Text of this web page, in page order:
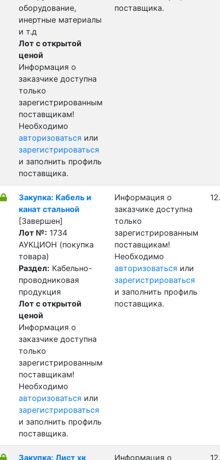
оборудование,
инертные материалы
и т.д
Лот с открытой
ценой
Информация о
заказчике доступна
только
зарегистрированным
поставщикам!
Необходимо
авторизоваться или
зарегистрироваться
и заполнить профиль
поставщика.
поставщика.
Закупка: Кабель и
канат стальной
[Завершен]
Лот №: 1734
АУКЦИОН (покупка
товара)
Раздел: Кабельно-
проводниковая
продукция
Лот с открытой
ценой
Информация о
заказчике доступна
только
зарегистрированным
поставщикам!
Необходимо
авторизоваться или
зарегистрироваться
и заполнить профиль
поставщика.
Информация о
заказчике доступна
только
зарегистрированным
поставщикам!
Необходимо
авторизоваться или
зарегистрироваться
и заполнить профиль
поставщика.
Закупка: Лист хк
Информация о